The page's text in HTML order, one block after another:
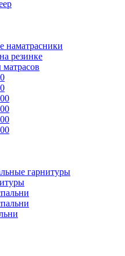
наматрасники
резинке
гарнитуры